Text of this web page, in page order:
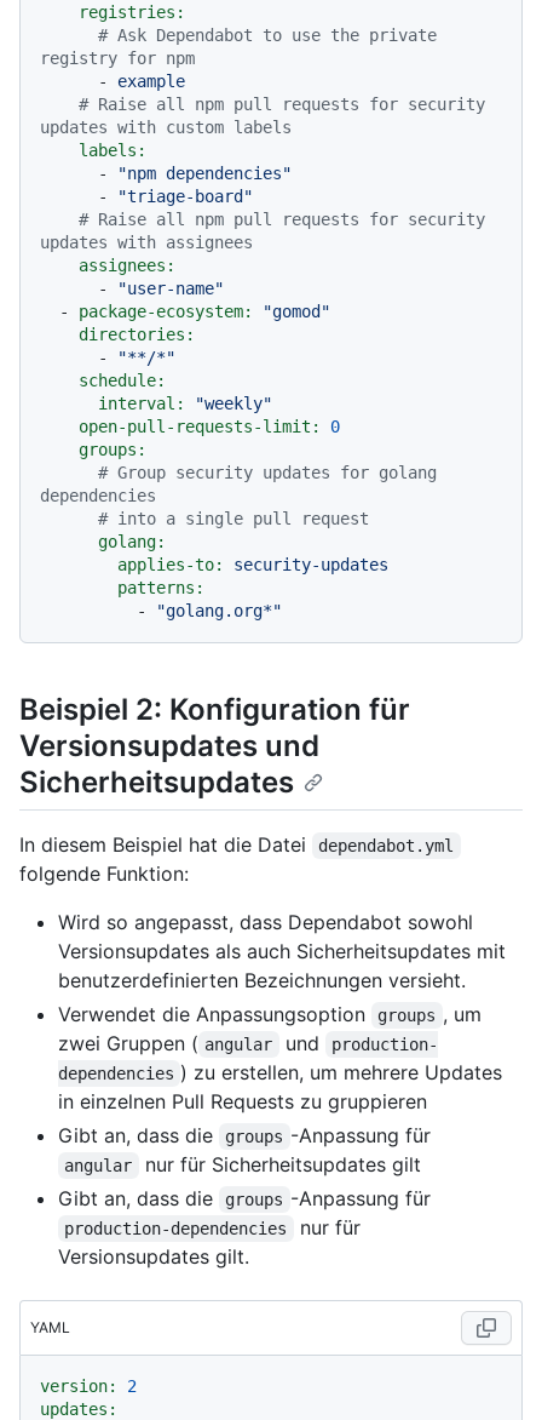
registries:
# Ask Dependabot to use the private
registry for npm
-
example
# Raise all npm pull requests for security
updates with custom labels
labels:
-
"npm dependencies"
-
"triage-board"
# Raise all npm pull requests for security
updates with assignees
assignees:
-
"user-name"
-
package-ecosystem:
"gomod"
directories:
-
"**/*"
schedule:
interval:
"weekly"
open-pull-requests-limit:
0
groups:
# Group security updates for golang
dependencies
# into a single pull request
golang:
applies-to:
security-updates
patterns:
-
"golang.org*"
Beispiel 2: Konfiguration für
Versionsupdates und
Sicherheitsupdates
In diesem Beispiel hat die Datei dependabot.yml
folgende Funktion:
Wird so angepasst, dass Dependabot sowohl
Versionsupdates als auch Sicherheitsupdates mit
benutzerdefinierten Bezeichnungen versieht.
Verwendet die Anpassungsoption
groups , um
zwei Gruppen ( angular und
production-
dependencies ) zu erstellen, um mehrere Updates
in einzelnen Pull Requests zu gruppieren
Gibt an, dass die
groups -Anpassung für
angular
nur für Sicherheitsupdates gilt
Gibt an, dass die
groups -Anpassung für
production-dependencies
nur für
Versionsupdates gilt.
YAML
version:
2
updates: